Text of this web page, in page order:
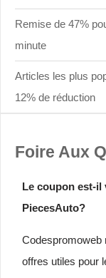
Remise de 47%
minute
Articles les plus
12% de réduction
Foire Aux
Le coupon est-
PiecesAuto?
Codespromoweb
offres utiles pour